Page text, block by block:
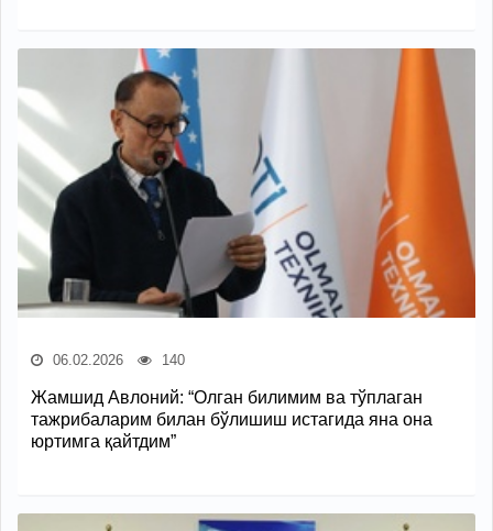
06.02.2026 140
Жамшид Авлоний: “Олган билимим ва тўплаган
тажрибаларим билан бўлишиш истагида яна она
юртимга қайтдим”